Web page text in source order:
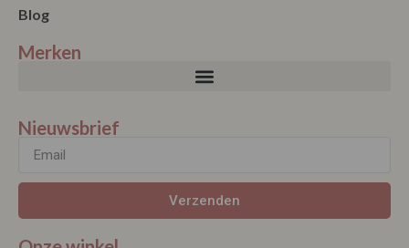
Nieuwsbrief
Onze winkel
Dinsdag: 11:00 – 17:00
Woensdag: 11:00 – 17:00